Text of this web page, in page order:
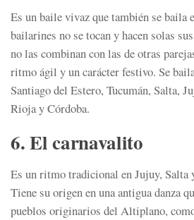
Es un baile vivaz que también se baila
bailarines no se tocan y hacen solas
no las combinan con las de otras
ritmo ágil y un carácter festivo. Se
Santiago del Estero, Tucumán, Salta,
Rioja y Córdoba.
6. El carnavalito
Es un ritmo tradicional en Jujuy, Salta
Tiene su origen en una antigua danza
pueblos originarios del Altiplano,